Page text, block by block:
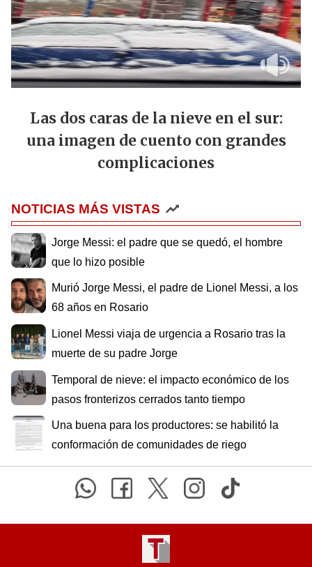
Las dos caras de la nieve en el sur:
una imagen de cuento con grandes
complicaciones
NOTICIAS MÁS VISTAS
Jorge Messi: el padre que se quedó, el hombre
que lo hizo posible
Murió Jorge Messi, el padre de Lionel Messi, a los
68 años en Rosario
Lionel Messi viaja de urgencia a Rosario tras la
muerte de su padre Jorge
Temporal de nieve: el impacto económico de los
pasos fronterizos cerrados tanto tiempo
Una buena para los productores: se habilitó la
conformación de comunidades de riego